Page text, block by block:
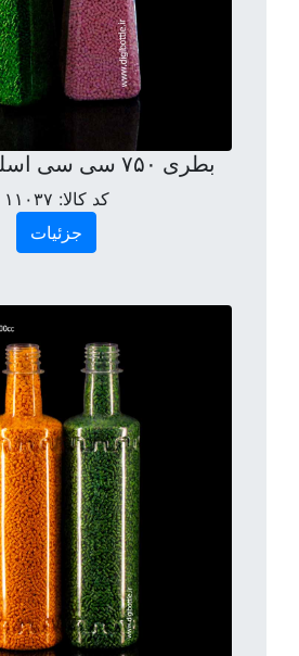
بطری ۷۵۰ سی سی اسلیم دهانه ۲۸
کد کالا: ۱۱۰۳۷
جزئیات